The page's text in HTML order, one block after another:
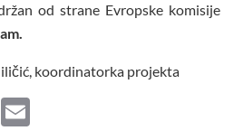
od strane Evropske komisije
koordinatorka projekta
LinkedIn